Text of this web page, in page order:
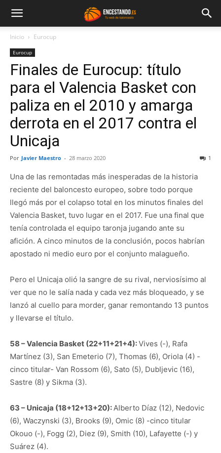
Inicio Eurocup
Eurocup
Finales de Eurocup: título
para el Valencia Basket con
paliza en el 2010 y amarga
derrota en el 2017 contra el
Unicaja
Por Javier Maestro - 28 marzo 2020 1
Una de las remontadas más inesperadas de la historia
reciente del baloncesto europeo, sobre todo porque
llegó más por el colapso total en los minutos finales del
Valencia Basket, tuvo lugar en el 2017. Fue una final que
tenía controlada el equipo taronja jugando ante su
afición. A cinco minutos de la conclusión, pocos habrían
apostado ni medio euro por el conjunto malagueño.
Pero el Unicaja olió la sangre de su rival, nerviosísimo al
ver que no le salía nada y cada vez más bloqueado, y se
lanzó al cuello para morder, ganar remontando 13 puntos
y llevarse el título.
58 – Valencia Basket (22+11+21+4):Vives (-), Rafa
Martínez (3), San Emeterio (7), Thomas (6), Oriola (4) -
cinco titular- Van Rossom (6), Sato (5), Dubljevic (16),
Sastre (8) y Sikma (3).
63 – Unicaja (18+12+13+20):Alberto Díaz (12), Nedovic
(6), Waczynski (3), Brooks (9), Omic (8) -cinco titular
Okouo (-), Fogg (2), Diez (9), Smith (10), Lafayette (-) y
Suárez (4).